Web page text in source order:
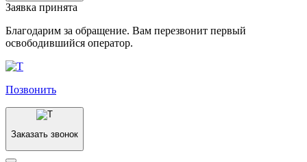
Заявка принята
Благодарим за обращение. Вам перезвонит первый
освободившийся оператор.
Позвонить
Заказать звонок